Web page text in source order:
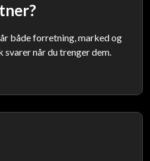
både forretning, marked og
når du trenger dem.